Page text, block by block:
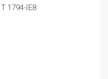
1794-IE8